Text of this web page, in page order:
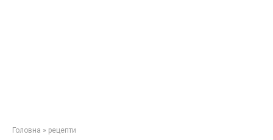
Головна » рецепти